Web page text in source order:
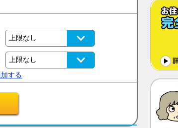
生活保護について ウチシルベFC加盟